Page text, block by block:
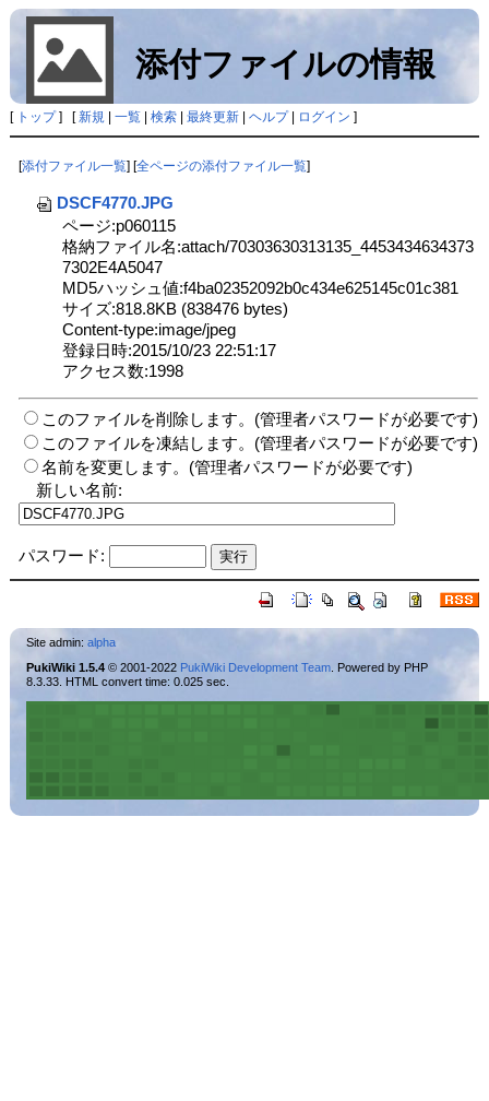
添付ファイルの情報
[ トップ] [新規| 一覧| 検索| 最終更新| ヘルプ| ログイン ]
[添付ファイル一覧] [全ページの添付ファイル一覧]
DSCF4770.JPG
ページ:p060115
格納ファイル名:attach/70303630313135_4453434634373
7302E4A5047
MD5ハッシュ値:f4ba02352092b0c434e625145c01c381
サイズ:818.8KB (838476 bytes)
Content-type:image/jpeg
登録日時:2015/10/23 22:51:17
アクセス数:1998
このファイルを削除します。(管理者パスワードが必要です)
このファイルを凍結します。(管理者パスワードが必要です)
名前を変更します。(管理者パスワードが必要です)
新しい名前:
パスワード:
Site admin: alpha
PukiWiki 1.5.4© 2001-2022 PukiWiki Development Team. Powered by PHP
8.3.33. HTML convert time: 0.025 sec.